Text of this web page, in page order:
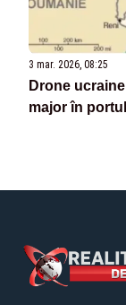
3 mar. 2026, 08:25
Drone
major în